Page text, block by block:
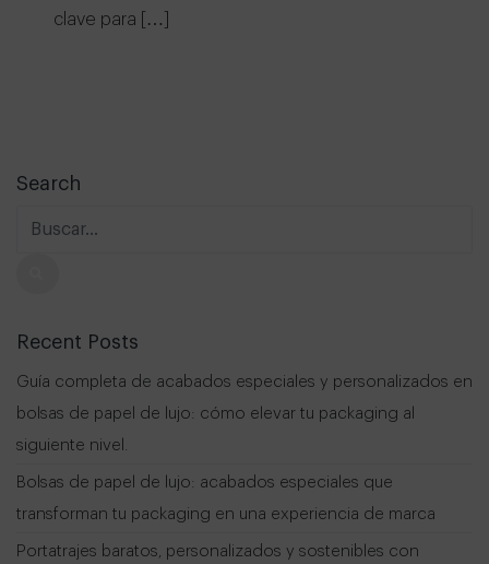
clave para […]
Search
Recent Posts
Guía completa de acabados especiales y personalizados en
bolsas de papel de lujo: cómo elevar tu packaging al
siguiente nivel.
Bolsas de papel de lujo: acabados especiales que
transforman tu packaging en una experiencia de marca
Portatrajes baratos, personalizados y sostenibles con